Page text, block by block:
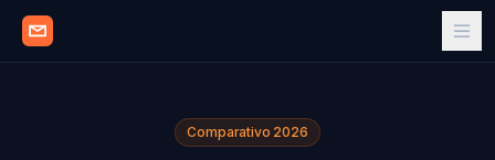
Comparativo 2026